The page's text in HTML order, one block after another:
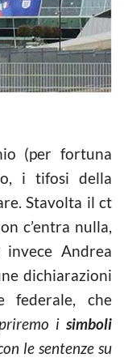
(per fortuna
i tifosi della
Stavolta il ct
c’entra nulla,
invece Andrea
dichiarazioni
federale, che
isimboli
le sentenze su